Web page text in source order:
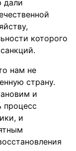
дали
которого
нам не
страну.
и
процесс
и